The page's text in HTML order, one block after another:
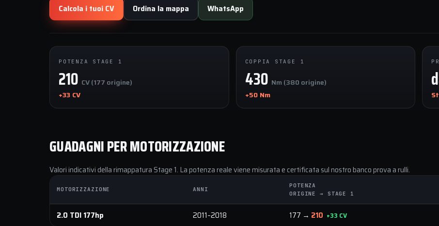
Calcola i tuoi CV Ordina la mappa WhatsApp
POTENZA STAGE 1
210 CV (177 origine)
+33 CV
COPPIA STAGE 1
430 Nm (380 origine)
+50 Nm
GUADAGNI PER MOTORIZZAZIONE
Valori indicativi della rimappatura Stage 1. La potenza reale viene misurata e certificata sul nostro banco prova a rulli.
MOTORIZZAZIONE ANNI
POTENZA
ORIGINE → STAGE 1
2.0 TDI 177hp 2011–2018 177 → 210 +33 CV